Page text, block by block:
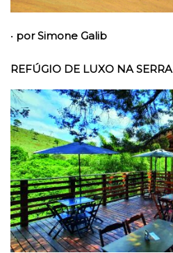
• por Simone Galib
REFÚGIO DE LUXO NA SERRA